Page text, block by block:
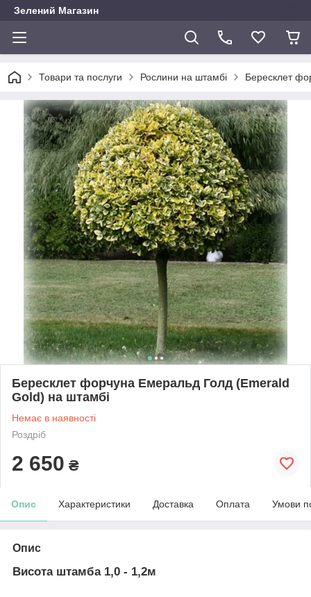
Зелений Магазин
Товари та послуги Рослини на штамбі Бересклет
Бересклет форчуна Емеральд Голд (Emerald
Gold) на штамбі
Немає в наявності
Роздріб
2 650 ₴
Опис Характеристики Доставка Оплата Умови
Опис
Висота штамба 1,0 - 1,2м